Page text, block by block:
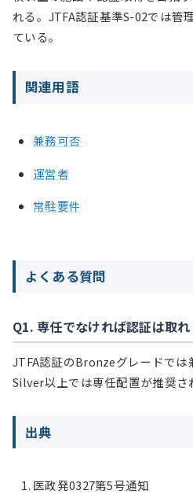
れる。JTFA認証基準S-02では管
ている。
関連用語
兼務可否
運営者
常駐要件
よくある質問
Q1. 専任でなければ認証は取れ
JTFA認証のBronzeグレードでは
Silver以上では専任配置が推奨さ
出典
医政発0327第5号通知